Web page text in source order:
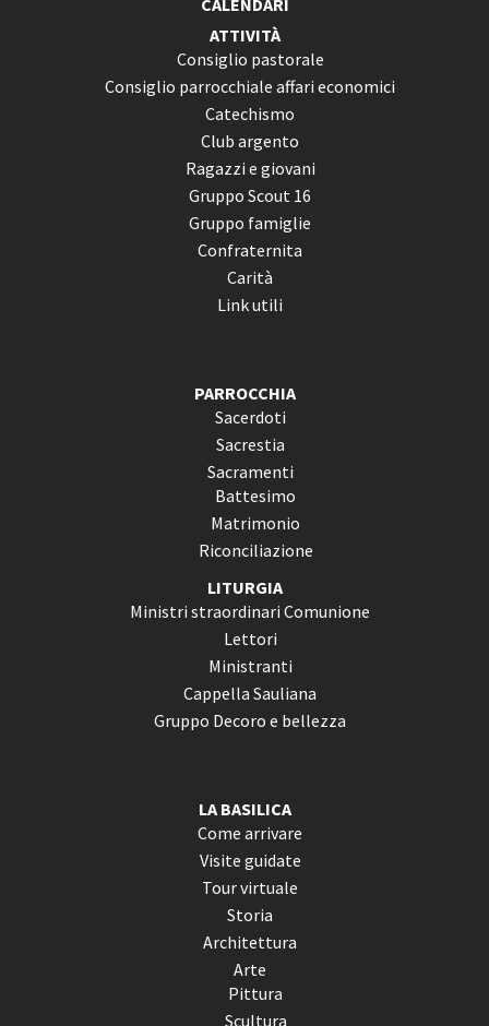
CALENDARI
ATTIVITÀ
Consiglio pastorale
Consiglio parrocchiale affari economici
Catechismo
Club argento
Ragazzi e giovani
Gruppo Scout 16
Gruppo famiglie
Confraternita
Carità
Link utili
PARROCCHIA
Sacerdoti
Sacrestia
Sacramenti
Battesimo
Matrimonio
Riconciliazione
LITURGIA
Ministri straordinari Comunione
Lettori
Ministranti
Cappella Sauliana
Gruppo Decoro e bellezza
LA BASILICA
Come arrivare
Visite guidate
Tour virtuale
Storia
Architettura
Arte
Pittura
Scultura